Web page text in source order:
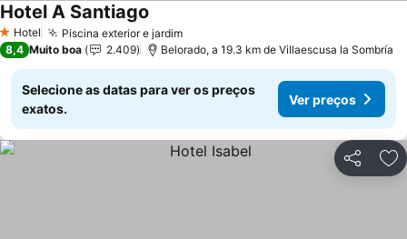
1 Estrelas
Hotel Piscina exterior e jardimVer preços
Hotel A Santiago
8,4 Muito boa 2.409 Belorado, a 19.3 km de Villaescusa la Sombría
Selecione as datas para ver os preços
exatos.
Ver preços
Partilhar